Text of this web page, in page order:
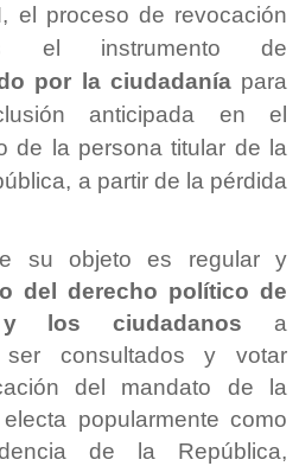
el proceso de revocación
el instrumento de
por la ciudadaníapara
anticipada en el
de la persona titular de la
a partir de la pérdida
su objeto es regular y
del derecho político de
los ciudadanos
a
ser consultados y votar
del mandato de la
popularmente como
de la República,